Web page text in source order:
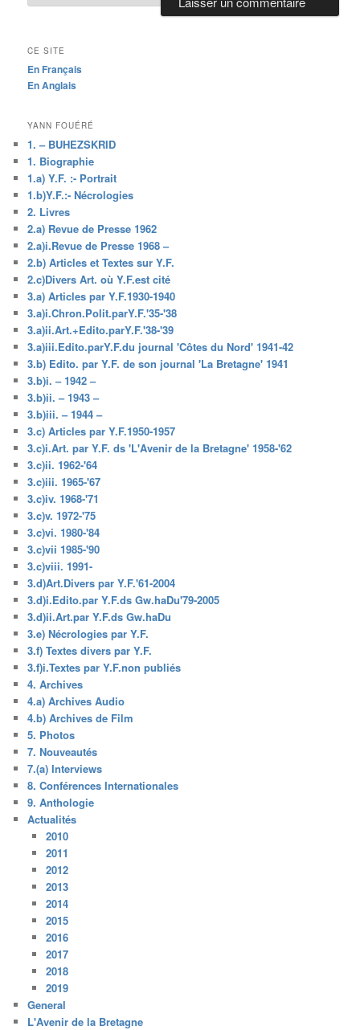
CE SITE
En Français
En Anglais
YANN FOUÉRÉ
1. – BUHEZSKRID
1. Biographie
1.a) Y.F. :- Portrait
1.b)Y.F.:- Nécrologies
2. Livres
2.a) Revue de Presse 1962
2.a)i.Revue de Presse 1968 –
2.b) Articles et Textes sur Y.F.
2.c)Divers Art. où Y.F.est cité
3.a) Articles par Y.F.1930-1940
3.a)i.Chron.Polit.parY.F.'35-'38
3.a)ii.Art.+Edito.parY.F.'38-'39
3.a)iii.Edito.parY.F.du journal 'Côtes du Nord' 1941-42
3.b) Edito. par Y.F. de son journal 'La Bretagne' 1941
3.b)i. – 1942 –
3.b)ii. – 1943 –
3.b)iii. – 1944 –
3.c) Articles par Y.F.1950-1957
3.c)i.Art. par Y.F. ds 'L'Avenir de la Bretagne' 1958-'62
3.c)ii. 1962-'64
3.c)iii. 1965-'67
3.c)iv. 1968-'71
3.c)v. 1972-'75
3.c)vi. 1980-'84
3.c)vii 1985-'90
3.c)viii. 1991-
3.d)Art.Divers par Y.F.'61-2004
3.d)i.Edito.par Y.F.ds Gw.haDu'79-2005
3.d)ii.Art.par Y.F.ds Gw.haDu
3.e) Nécrologies par Y.F.
3.f) Textes divers par Y.F.
3.f)i.Textes par Y.F.non publiés
4. Archives
4.a) Archives Audio
4.b) Archives de Film
5. Photos
7. Nouveautés
7.(a) Interviews
8. Conférences Internationales
9. Anthologie
Actualités
2010
2011
2012
2013
2014
2015
2016
2017
2018
2019
General
L'Avenir de la Bretagne